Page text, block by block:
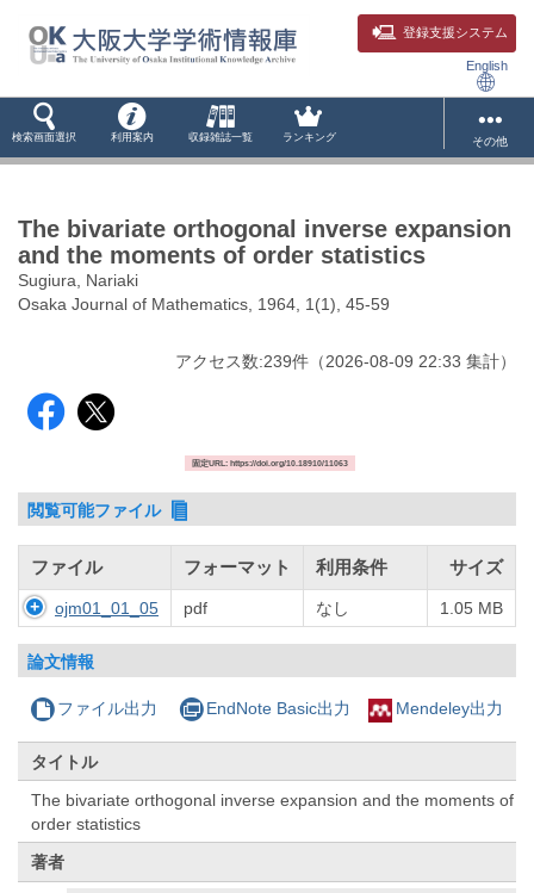
登録支援システム
English
検索画面選択 利用案内 収録雑誌一覧 ランキング その他
The bivariate orthogonal inverse expansion
and the moments of order statistics
Sugiura, Nariaki
Osaka Journal of Mathematics, 1964, 1(1), 45-59
アクセス数:239件 （2026-08-09 22:33 集計）
固定URL: https://doi.org/10.18910/11063
閲覧可能ファイル
ファイル フォーマット 利用条件 サイズ
ojm01_01_05 pdf なし 1.05 MB
論文情報
ファイル出力 EndNote Basic出力 Mendeley出力
タイトル
The bivariate orthogonal inverse expansion and the moments of
order statistics
著者